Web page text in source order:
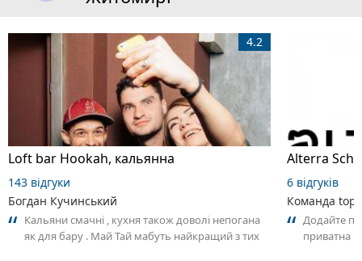
Loft bar Hookah, кальянна
4.2
143 відгуки
Богдан Кучинський
Кальяни смачні , кухня також доволі непогана
як для бару . Май Тай мабуть найкращий з тих
6 відгуків
Команда
Додайте
приватна